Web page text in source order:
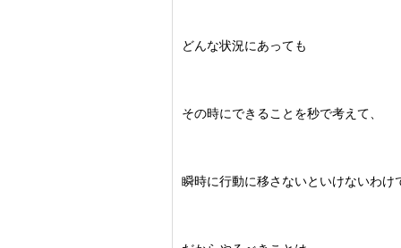
どんな状況にあっても
その時にできることを秒で考えて、
瞬時に行動に移さないといけないわけ